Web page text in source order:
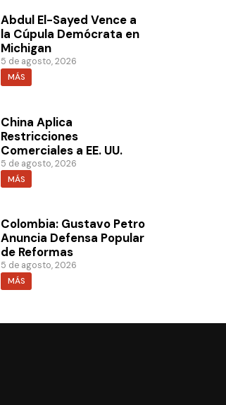
Abdul El-Sayed Vence a
la Cúpula Demócrata en
Michigan
5 de agosto, 2026
MÁS
China Aplica
Restricciones
Comerciales a EE. UU.
5 de agosto, 2026
MÁS
Colombia: Gustavo Petro
Anuncia Defensa Popular
de Reformas
5 de agosto, 2026
MÁS